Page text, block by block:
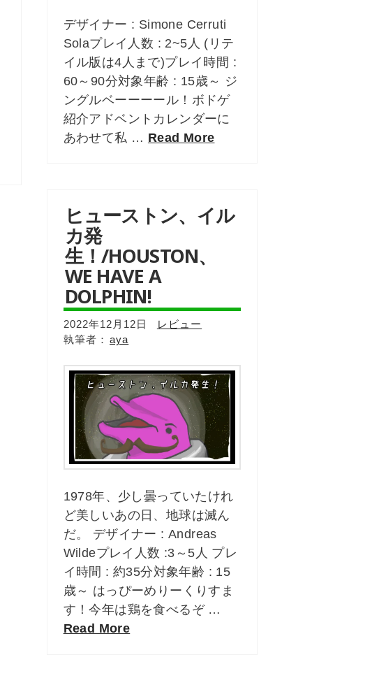
デザイナー : Simone Cerruti
Solaプレイ人数 : 2~5人 (リテ
イル版は4人まで)プレイ時間 :
60～90分対象年齢 : 15歳～ ジ
ングルベーーーール！ボドゲ
紹介アドベントカレンダーに
あわせて私 … Read More
ヒューストン、イル
カ発
生！/HOUSTON、
WE HAVE A
DOLPHIN!
2022年12月12日
レビュー
aya
1978年、少し曇っていたけれ
ど美しいあの日、地球は滅ん
だ。 デザイナー : Andreas
Wildeプレイ人数 :3～5人 プレ
イ時間 : 約35分対象年齢 : 15
歳～ はっぴーめりーくりすま
す！今年は鶏を食べるぞ …
Read More